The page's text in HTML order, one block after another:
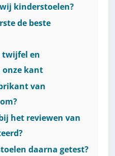
kinderstoelen?
de beste
twijfel en
onze kant
van
het reviewen van
daarna getest?